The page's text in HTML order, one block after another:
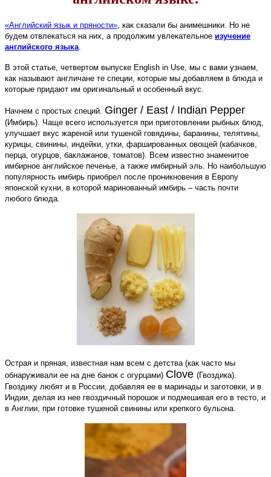
«Английский язык и пряности» , как сказали бы анимешники. Но не
будем отвлекаться на них, а продолжим увлекательное изучение
английского языка
В этой статье, четвертом выпуске English in Use, мы с вами узнаем,
как называют англичане те специи, которые мы добавляем в блюда и
которые придают им оригинальный и особенный вкус.
Начнем с простых специй. Ginger / East / Indian Pepper
(Имбирь). Чаще всего используется при приготовлении рыбных блюд,
улучшает вкус жареной или тушеной говядины, баранины, телятины,
курицы, свинины, индейки, утки, фаршированных овощей (кабачков,
перца, огурцов, баклажанов, томатов). Всем известно знаменитое
имбирное английское печенье, а также имбирный эль. Но наибольшую
популярность имбирь приобрел после проникновения в Европу
японской кухни, в которой маринованный имбирь – часть почти
любого блюда.
Острая и пряная, известная нам всем с детства (как часто мы
обнаруживали ее на дне банок с огурцами) Clove (Гвоздика).
Гвоздику любят и в России, добавляя ее в маринады и заготовки, и в
Индии, делая из нее гвоздичный порошок и подмешивая его в тесто, и
в Англии, при готовке тушеной свинины или крепкого бульона.